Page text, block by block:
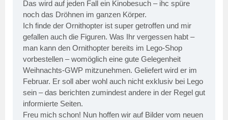
Das wird auf jeden Fall ein Kinobesuch – ihc spüre
noch das Dröhnen im ganzen Körper.
Ich finde der Ornithopter ist super getroffen und mir
gefallen auch die Figuren. Was Ihr vergessen habt –
man kann den Ornithopter bereits im Lego-Shop
vorbestellen – womöglich eine gute Gelegenheit
Weihnachts-GWP mitzunehmen. Geliefert wird er im
Februar. Er soll aber wohl auch nicht exklusiv bei Lego
sein – das berichten zumindest andere in der Regel gut
informierte Seiten.
Freu mich schon! Nun hoffen wir auf Bilder vom neuen